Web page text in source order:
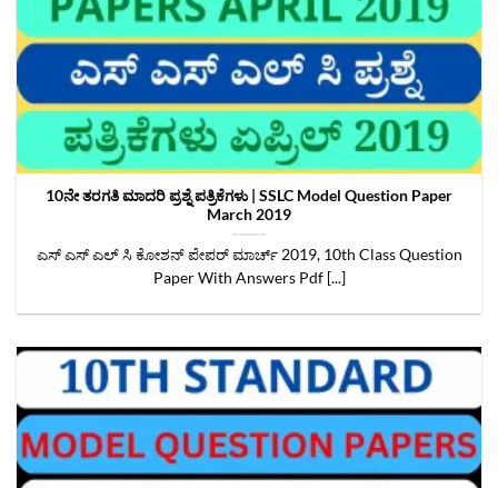
10ನೇ ತರಗತಿ ಮಾದರಿ ಪ್ರಶ್ನೆ ಪತ್ರಿಕೆಗಳು | SSLC Model Question Paper
March 2019
ಎಸ್ ಎಸ್ ಎಲ್ ಸಿ ಕೋಶನ್ ಪೇಪರ್ ಮಾರ್ಚ್‌ 2019, 10th Class Question
Paper With Answers Pdf [...]